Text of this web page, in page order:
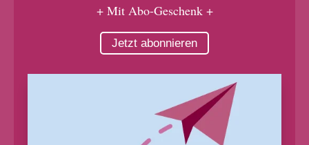
+ Mit Abo-Geschenk +
Jetzt abonnieren